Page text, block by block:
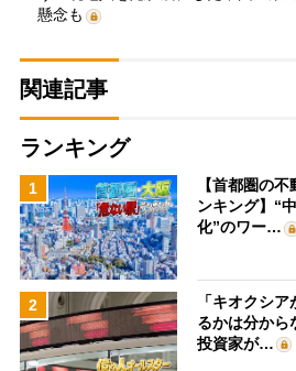
懸念も
関連記事
ランキング
1
【首都圏の
ンキング】“
化”のワー…
2
「キオクシ
るかは分から
投資家が…